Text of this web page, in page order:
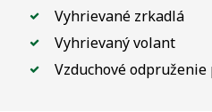
Vyhrievané zrkadlá
Vyhrievaný volant
Vzduchové odpruženie